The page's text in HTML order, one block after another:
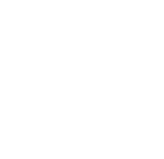
https://